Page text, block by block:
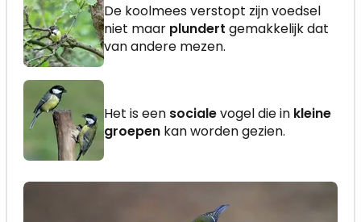
De koolmees verstopt zijn voedsel
niet maar plundert gemakkelijk dat
van andere mezen.
Het is een socialevogel die in kleine
groepen kan worden gezien.